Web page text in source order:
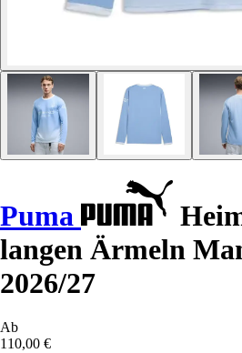
Puma
langen Ärmeln
2026/27
Ab
110,00 €